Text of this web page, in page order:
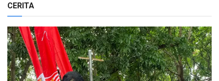
CERITA